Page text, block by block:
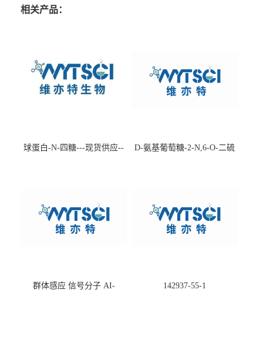
相关产品：
球蛋白-N-四糖---现货供应--
D-氨基葡萄糖-2-N,6-O-二硫
群体感应 信号分子 AI-
142937-55-1